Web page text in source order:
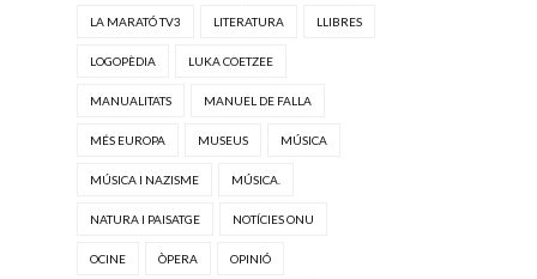
LA MARATÓ TV3 LITERATURA LLIBRES
LOGOPÈDIA LUKA COETZEE
MANUALITATS MANUEL DE FALLA
MÉS EUROPA MUSEUS MÚSICA
MÚSICA I NAZISME MÚSICA.
NATURA I PAISATGE NOTÍCIES ONU
OCINE ÒPERA OPINIÓ